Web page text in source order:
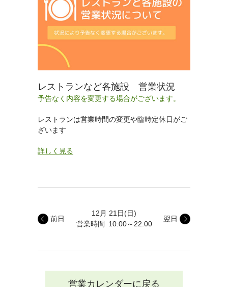
レストランなど各施設 営業状況
予告なく内容を変更する場合がございます。
レストランは営業時間の変更や臨時定休日がご
ざいます
詳しく見る
12月 21日(日)
営業時間
10:00～22:00
前日 翌日
営業カレンダーに戻る